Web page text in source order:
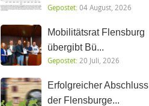
Gepostet:04 August, 2026
Mobilitätsrat Flensburg
übergibt Bü...
Gepostet:20 Juli, 2026
Erfolgreicher Abschluss
der Flensburge...